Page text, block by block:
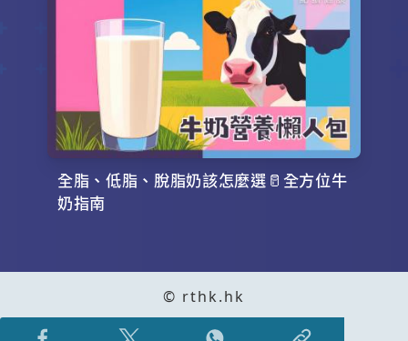
全脂、低脂、脫脂奶該怎麼選🥛全方位牛
奶指南
© rthk.hk